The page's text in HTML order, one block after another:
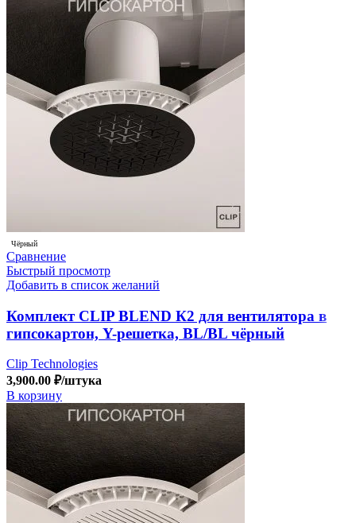
Чёрный
Сравнение
Быстрый просмотр
Добавить в список желаний
Комплект CLIP BLEND К2 для вентилятора в
гипсокартон, Y-решетка, BL/BL чёрный
Clip Technologies
3,900.00 ₽/штука
В корзину